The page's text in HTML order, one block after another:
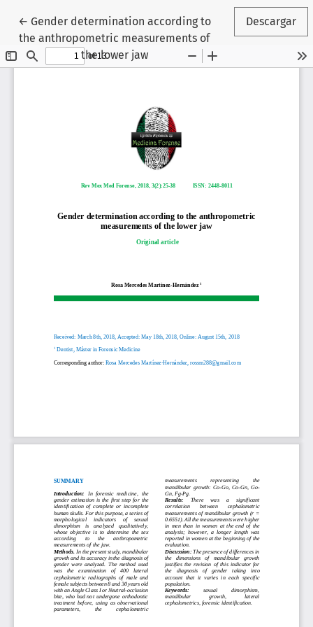
← Volver a los detalles del artículo
Gender determination according to
the anthropometric measurements of
the lower jaw
Descargar